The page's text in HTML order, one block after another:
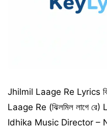
Jhilmil Laage Re Lyrics
Laage Re (ঝিলমিল লাগে
Idhika Music Director –